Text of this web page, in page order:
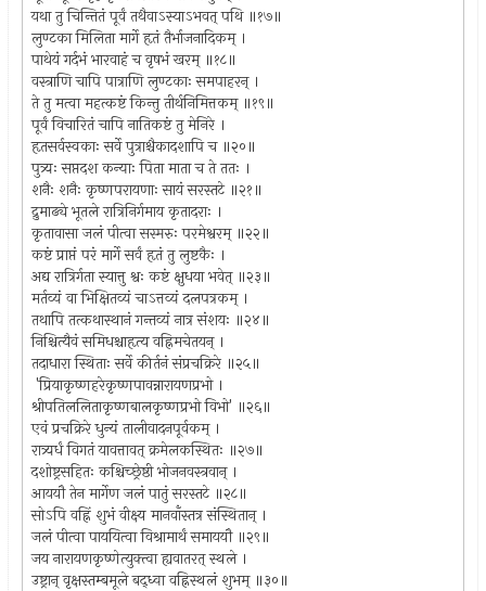
यथा तु चिन्तितं पूर्वं तथैवाऽस्याऽभवत् पथि ॥१७॥
लुण्टका मिलिता मार्गे हृतं तैर्भाजनादिकम् ।
पाथेयं गर्दभं भारवाहं च वृषभं खरम् ॥१८॥
वस्त्राणि चापि पात्राणि लुण्टकाः समपाहरन् ।
ते तु मत्वा महत्कष्टं किन्तु तीर्थनिमित्तकम् ॥१९॥
पूर्वं विचारितं चापि नातिकष्टं तु मेनिरे ।
हृतसर्वस्वकाः सर्वे पुत्राश्चैकादशापि च ॥२०॥
पुत्र्यः सप्तदश कन्याः पिता माता च ते ततः ।
शनैः शनैः कृष्णपरायणाः सायं सरस्तटे ॥२१॥
द्रुमाढ्ये भूतले रात्रिनिर्गमाय कृतादराः ।
कृतावासा जलं पीत्वा सस्मरुः परमेश्वरम् ॥२२॥
कष्टं प्राप्तं परं मार्गे सर्वं हृतं तु लुष्टकैः ।
अद्य रात्रिर्गता स्यात्तु श्वः कष्टं क्षुधया भवेत् ॥२३॥
मर्तव्यं वा भिक्षितव्यं चाऽत्तव्यं दलपत्रकम् ।
तथापि तत्कथास्थानं गन्तव्यं नात्र संशयः ॥२४॥
निश्चित्यैवं समिधश्चाहृत्य वह्निमचेतयन् ।
तदाधारा स्थिताः सर्वे कीर्तनं संप्रचक्रिरे ॥२५॥
'प्रियाकृष्णहरेकृष्णपावन्नारायणप्रभो ।
श्रीपतिललिताकृष्णबालकृष्णप्रभो विभो' ॥२६॥
एवं प्रचक्रिरे धुन्यं तालीवादनपूर्वकम् ।
रात्र्यर्धं विगतं यावत्तावत् क्रमेलकस्थितः ॥२७॥
दशोष्ट्रसहितः कश्चिच्छ्रेष्ठी भोजनवस्त्रवान् ।
आययौ तेन मार्गेण जलं पातुं सरस्तटे ॥२८॥
सोऽपि वह्निं शुभं वीक्ष्य मानवाँस्तत्र संस्थितान् ।
जलं पीत्वा पाययित्वा विश्रामार्थं समाययौ ॥२९॥
जय नारायणकृष्णेत्युक्त्वा ह्यवातरत् स्थले ।
उष्ट्रान् वृक्षस्तम्बमूले बद्ध्वा वह्निस्थलं शुभम् ॥३०॥